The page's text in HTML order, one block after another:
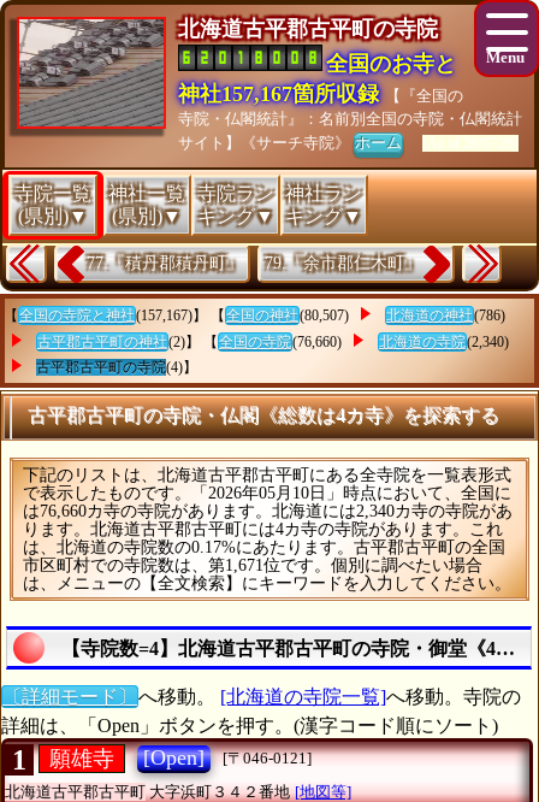
北海道古平郡古平町の寺院
全国のお寺と
神社157,167箇所収録
【『全国の
寺院・仏閣統計』：名前別全国の寺院・仏閣統計
サイト】《サーチ寺院》ホーム [As of 26/07/28]
寺院一覧
(県別)▼
神社一覧
(県別)▼
寺院ラン
キング▼
神社ラン
キング▼
77.『積丹郡積丹町』 79.『余市郡仁木町』
【 全国の寺院と神社(157,167)】 【 全国の神社(80,507) 北海道の神社(786)
古平郡古平町の神社(2)】 【 全国の寺院(76,660) 北海道の寺院(2,340)
古平郡古平町の寺院(4)】
古平郡古平町の寺院・仏閣《総数は4カ寺》を探索する
下記のリストは、北海道古平郡古平町にある全寺院を一覧表形式
で表示したものです。「2026年05月10日」時点において、全国に
は76,660カ寺の寺院があります。北海道には2,340カ寺の寺院があ
ります。北海道古平郡古平町には4カ寺の寺院があります。これ
は、北海道の寺院数の0.17%にあたります。古平郡古平町の全国
市区町村での寺院数は、第1,671位です。個別に調べたい場合
は、メニューの【全文検索】にキーワードを入力してください。
【寺院数=4】北海道古平郡古平町の寺院・御堂《4カ
〔詳細モード〕 へ移動。 [北海道の寺院一覧]へ移動。寺院の
詳細は、「Open」ボタンを押す。(漢字コード順にソート)
1 願雄寺 [Open]
[〒046-0121]
北海道古平郡古平町大字浜町３４２番地 [地図等]